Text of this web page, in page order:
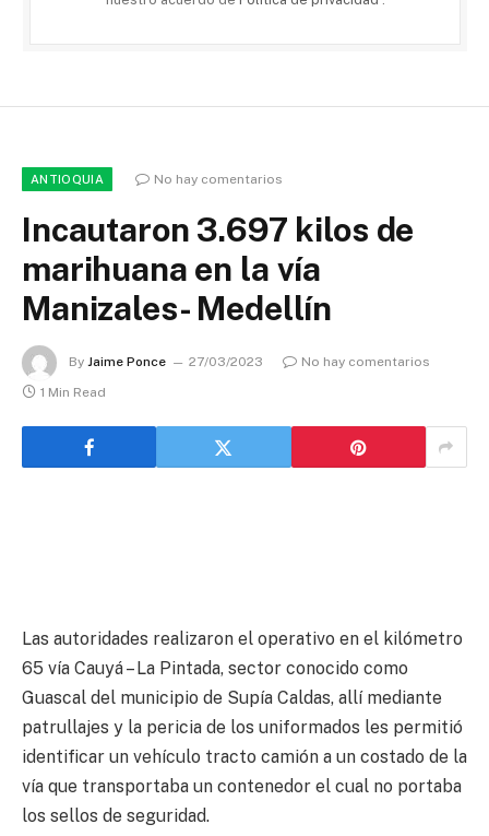
ANTIOQUIA No hay comentarios
Incautaron 3.697 kilos de
marihuana en la vía
Manizales- Medellín
By Jaime Ponce 27/03/2023
No hay comentarios
1 Min Read
Las autoridades realizaron el operativo en el kilómetro
65 vía Cauyá – La Pintada, sector conocido como
Guascal del municipio de Supía Caldas, allí mediante
patrullajes y la pericia de los uniformados les permitió
identificar un vehículo tracto camión a un costado de la
vía que transportaba un contenedor el cual no portaba
los sellos de seguridad.